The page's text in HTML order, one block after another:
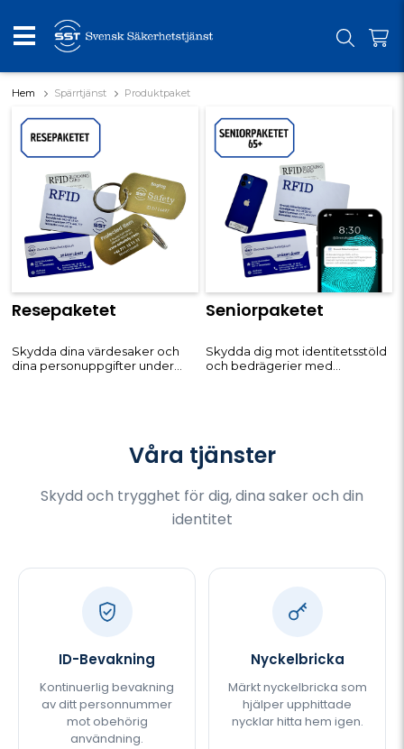
Hem Spärrtjänst Produktpaket
Rea
Resepaketet
Skydda dina värdesaker och
dina personuppgifter under
bevaka och skydda ditt
bagage och dina betalnin
Seniorpaketet
Skydda dig mot identitetsstöld
och bedrägerier med
personliga uppgifter. Vi
erbjuder trygghet i form av rea
Våra tjänster
Skydd och trygghet för dig, dina saker och din
identitet
ID-Bevakning
Kontinuerlig bevakning
av ditt personnummer
mot obehörig
användning.
Nyckelbricka
Märkt nyckelbricka som
hjälper upphittade
nycklar hitta hem igen.